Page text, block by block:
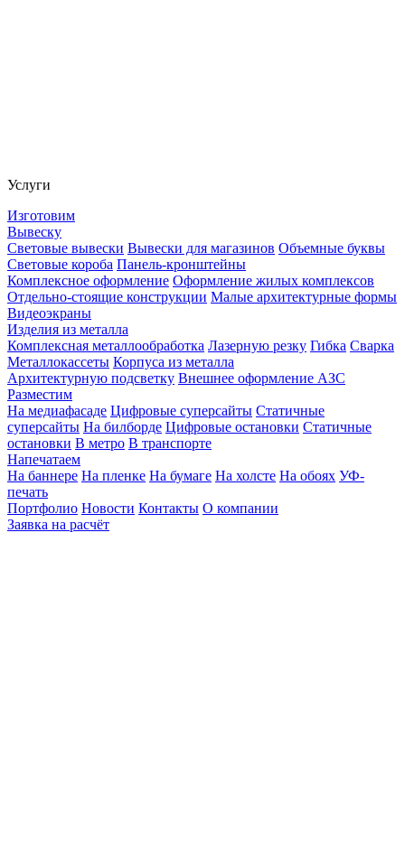
Услуги
Изготовим
Вывеску
Световые вывески Вывески для магазинов Объемные буквы
Световые короба Панель-кронштейны
Комплексное оформление Оформление жилых комплексов
Отдельно-стоящие конструкции Малые архитектурные формы
Видеоэкраны
Изделия из металла
Комплексная металлообработка Лазерную резку Гибка Сварка
Металлокассеты Корпуса из металла
Архитектурную подсветку Внешнее оформление АЗС
Разместим
На медиафасаде Цифровые суперсайты Статичные
суперсайты На билборде Цифровые остановки Статичные
остановки В метро В транспорте
Напечатаем
На баннере На пленке На бумаге На холсте На обоях УФ-
печать
Портфолио Новости Контакты О компании
Заявка на расчёт